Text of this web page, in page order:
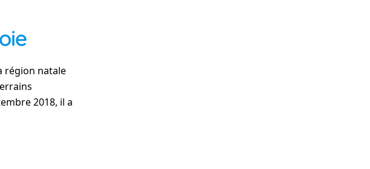
région natale
2018, il a